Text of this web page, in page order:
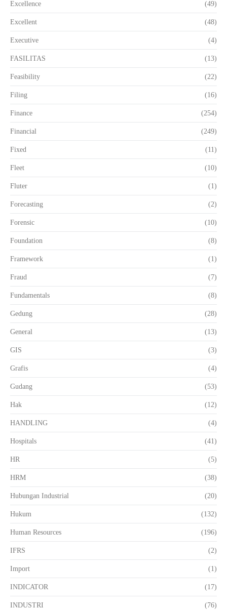
Excellence (49)
Excellent (48)
Executive (4)
FASILITAS (13)
Feasibility (22)
Filing (16)
Finance (254)
Financial (249)
Fixed (11)
Fleet (10)
Fluter (1)
Forecasting (2)
Forensic (10)
Foundation (8)
Framework (1)
Fraud (7)
Fundamentals (8)
Gedung (28)
General (13)
GIS (3)
Grafis (4)
Gudang (53)
Hak (12)
HANDLING (4)
Hospitals (41)
HR (5)
HRM (38)
Hubungan Industrial (20)
Hukum (132)
Human Resources (196)
IFRS (2)
Import (1)
INDICATOR (17)
INDUSTRI (76)